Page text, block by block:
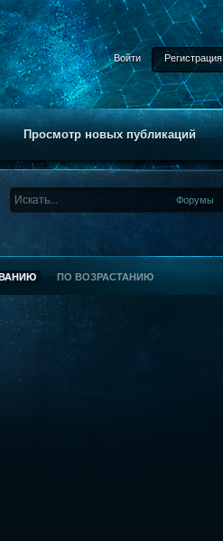
Войти Регистрация
Просмотр новых публикаций
Форумы
ПО ВОЗРАСТАНИЮ